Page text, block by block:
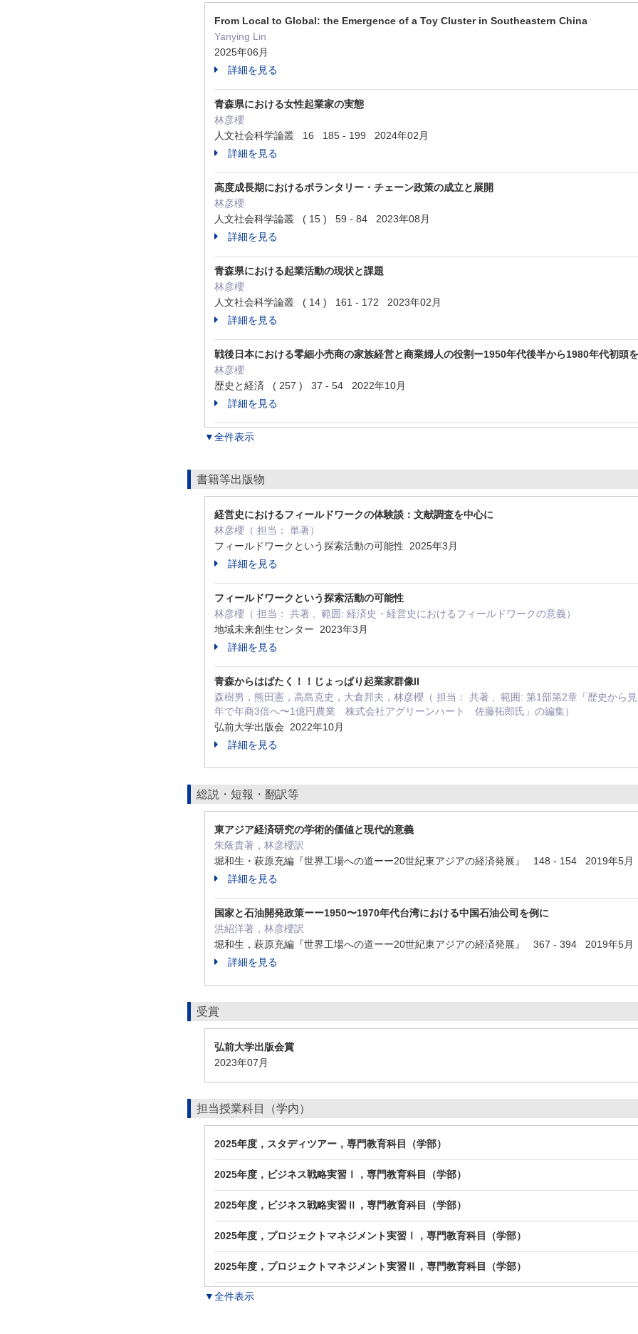
From Local to Global: the Emergence of a Toy Cluster in Southeastern China
Yanying Lin
2025年06月
詳細を見る
青森県における女性起業家の実態
林彦櫻
人文社会科学論叢 16 185 - 199 2024年02月
詳細を見る
高度成長期におけるボランタリー・チェーン政策の成立と展開
林彦櫻
人文社会科学論叢 ( 15 ) 59 - 84 2023年08月
詳細を見る
⻘森県における起業活動の現状と課題
林彦櫻
人文社会科学論叢 ( 14 ) 161 - 172 2023年02月
詳細を見る
戦後日本における零細小売商の家族経営と商業婦人の役割ー1950年代後半から1980年代初頭
林彦櫻
歴史と経済 ( 257 ) 37 - 54 2022年10月
詳細を見る
▼全件表示
書籍等出版物
経営史におけるフィールドワークの体験談：文献調査を中心に
林彦櫻（ 担当： 単著）
フィールドワークという探索活動の可能性 2025年3月
詳細を見る
フィールドワークという探索活動の可能性
林彦櫻（ 担当： 共著 , 範囲: 経済史・経営史におけるフィールドワークの意義）
地域未来創生センター 2023年3月
詳細を見る
青森からはばたく！！じょっぱり起業家群像II
森樹男，熊田憲，高島克史，大倉邦夫，林彦櫻（ 担当： 共著 , 範囲: 第1部第2章「歴史から
年で年商3倍へ〜1億円農業 株式会社アグリーンハート 佐藤拓郎氏」の編集）
弘前大学出版会 2022年10月
詳細を見る
総説・短報・翻訳等
東アジア経済研究の学術的価値と現代的意義
朱蔭貴著，林彦櫻訳
堀和生・萩原充編『世界工場への道ーー20世紀東アジアの経済発展』 148 - 154 2019年5月
詳細を見る
国家と石油開発政策ーー1950〜1970年代台湾における中国石油公司を例に
洪紹洋著，林彦櫻訳
堀和生，萩原充編『世界工場への道ーー20世紀東アジアの経済発展』 367 - 394 2019年5月
詳細を見る
受賞
弘前大学出版会賞
2023年07月
担当授業科目（学内）
2025年度，スタディツアー，専門教育科目（学部）
2025年度，ビジネス戦略実習Ⅰ，専門教育科目（学部）
2025年度，ビジネス戦略実習Ⅱ，専門教育科目（学部）
2025年度，プロジェクトマネジメント実習Ⅰ，専門教育科目（学部）
2025年度，プロジェクトマネジメント実習Ⅱ，専門教育科目（学部）
▼全件表示